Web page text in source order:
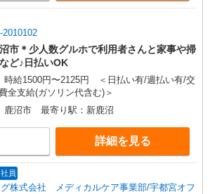
市＊少人数グルホで利用者さんと家事や掃
ど♪日払いOK
時給1500円〜2125円 ＜日払い有/週払い有/交
全支給(ガソリン代含む)＞
鹿沼市 最寄り駅：新鹿沼
詳細を見る
員
グ株式会社 メディカルケア事業部/宇都宮オフ